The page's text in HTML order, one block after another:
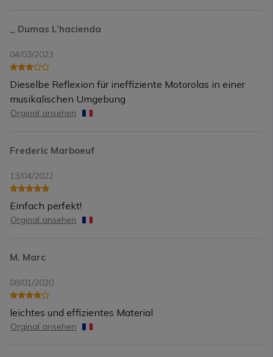
_ Dumas L’hacienda
04/03/2023
Dieselbe Reflexion für ineffiziente Motorolas in einer
musikalischen Umgebung
Orginal ansehen
Frederic Marboeuf
13/04/2022
Einfach perfekt!
Orginal ansehen
M. Marc
08/01/2020
leichtes und effizientes Material
Orginal ansehen